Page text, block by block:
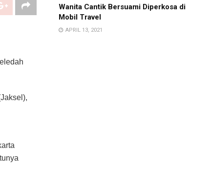
Wanita Cantik Bersuami Diperkosa di
Mobil Travel
APRIL 13, 2021